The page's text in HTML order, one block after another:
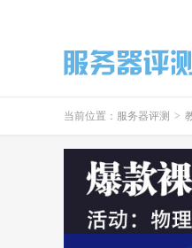
当前位置： 服务器评测 >